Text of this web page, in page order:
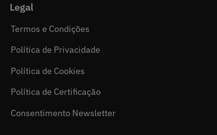
Legal
Termos e Condições
Política de Privacidade
Política de Cookies
Política de Certificação
Consentimento Newsletter